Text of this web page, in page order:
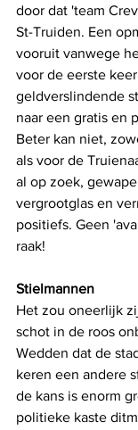
door dat 'team
St-Truiden. Een
vooruit vanwege
voor de eerste
geldverslindende
naar een gratis en
Beter kan niet,
als voor de
al op zoek,
vergrootglas en
positiefs. Geen
raak!
Stielmannen
Het zou oneerlijk
schot in de roos
Wedden dat de
keren een andere
de kans is enorm
politieke kaste